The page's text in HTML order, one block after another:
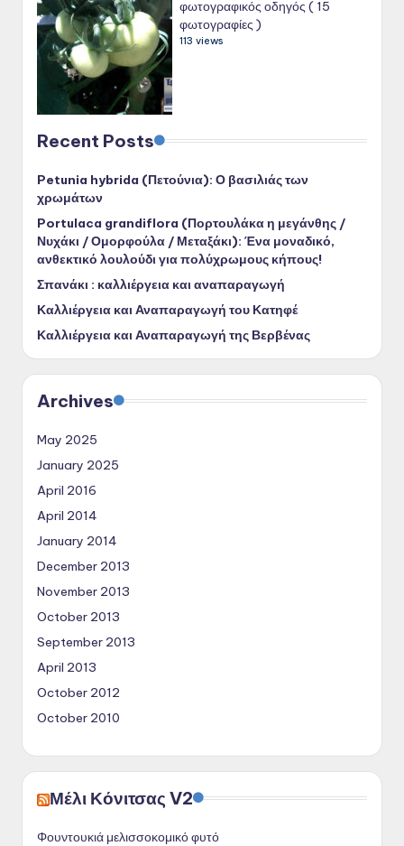
φωτογραφικός οδηγός ( 15
φωτογραφίες )
113 views
Recent Posts
Petunia hybrida (Πετούνια): Ο βασιλιάς των
χρωμάτων
Portulaca grandiflora (Πορτουλάκα η μεγάνθης /
Νυχάκι / Ομορφούλα / Μεταξάκι): Ένα μοναδικό,
ανθεκτικό λουλούδι για πολύχρωμους κήπους!
Σπανάκι : καλλιέργεια και αναπαραγωγή
Καλλιέργεια και Αναπαραγωγή του Κατηφέ
Καλλιέργεια και Αναπαραγωγή της Βερβένας
Archives
May 2025
January 2025
April 2016
April 2014
January 2014
December 2013
November 2013
October 2013
September 2013
April 2013
October 2012
October 2010
Μέλι Κόνιτσας V2
Φουντουκιά μελισσοκομικό φυτό